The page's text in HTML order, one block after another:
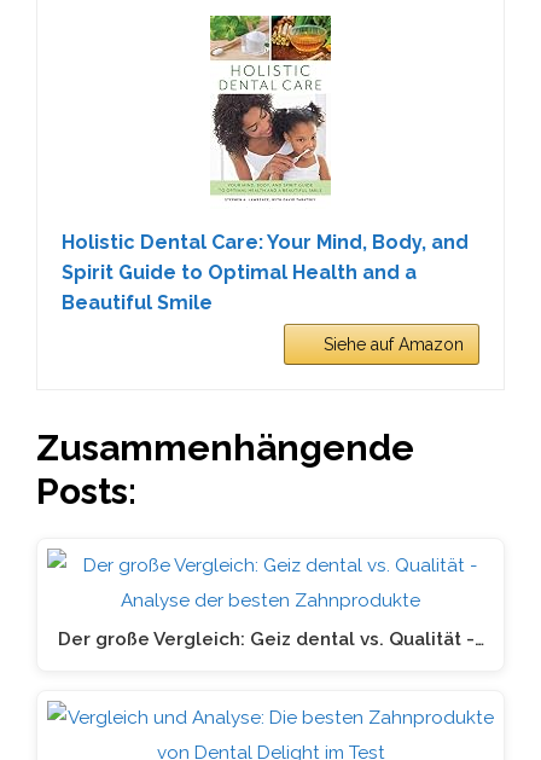
Holistic Dental Care: Your Mind, Body, and
Spirit Guide to Optimal Health and a
Beautiful Smile
Siehe auf Amazon
Zusammenhängende
Posts:
Der große Vergleich: Geiz dental vs. Qualität -…